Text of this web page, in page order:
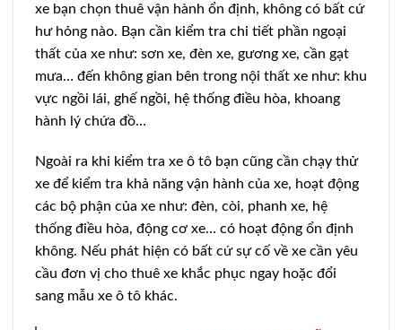
xe bạn chọn thuê vận hành ổn định, không có bất cứ
hư hỏng nào. Bạn cần kiểm tra chi tiết phần ngoại
thất của xe như: sơn xe, đèn xe, gương xe, cần gạt
mưa… đến không gian bên trong nội thất xe như: khu
vực ngồi lái, ghế ngồi, hệ thống điều hòa, khoang
hành lý chứa đồ…
Ngoài ra khi kiểm tra xe ô tô bạn cũng cần chạy thử
xe để kiểm tra khả năng vận hành của xe, hoạt động
các bộ phận của xe như: đèn, còi, phanh xe, hệ
thống điều hòa, động cơ xe… có hoạt động ổn định
không. Nếu phát hiện có bất cứ sự cố về xe cần yêu
cầu đơn vị cho thuê xe khắc phục ngay hoặc đổi
sang mẫu xe ô tô khác.